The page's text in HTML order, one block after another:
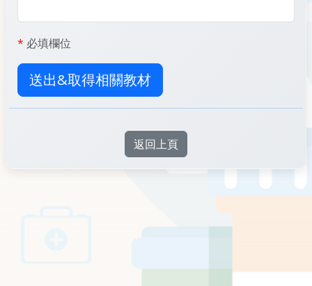
* 必填欄位
送出&取得相關教材
返回上頁